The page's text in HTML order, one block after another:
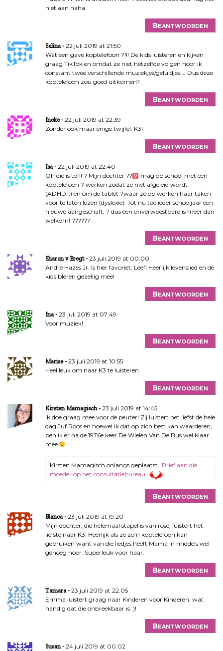
niet aan haha.
Beantwoorden
Selina
22 juli 2019 at 21:50
Wat een gave koptelefoon ?!!! De kids luisteren en kijken
graag TikTok en omdat ze niet hetzelfde volgen hoor ik
constant twee verschillende muziekjes/geluidjes…. Dus deze
koptelefoon zou goed uitkomen?
Beantwoorden
Ineke
22 juli 2019 at 22:39
Zonder ook maar enige twijfel: K3!
Beantwoorden
Isa
22 juli 2019 at 22:40
Oh die is tof!! ? Mijn dochter ??‍
mag op school met een
koptelefoon ? werken zodat ze niet afgeleid wordt
(ADHD…) en om de tablet ?waar ze op werken haar taken
voor te laten lezen (dyslexie). Tot nu toe ieder schooljaar een
nieuwe aangeschaft, ? dus een onverwoestbare is meer dan
welkom! ??????
Beantwoorden
Sharon v Bregt
23 juli 2019 at 00:00
André Hazes Jr. Is hier favoriet. Leef! Heerlijk levenslied en de
kids bleren gezellig mee!
Beantwoorden
Ina
23 juli 2019 at 07:49
Voor muziek!
Beantwoorden
Marise
23 juli 2019 at 10:55
Heel leuk om naar K3 te luisteren
Beantwoorden
Kirsten Mamagisch
23 juli 2019 at 14:45
Ik doe graag mee voor de peuter! Zij luistert het liefst de hele
dag Juf Roos en hoewel ik dat op zich best kan waarderen,
ben ik er na de 1976e keer De Wielen Van De Bus wel klaar
mee
Kirsten Mamagisch onlangs geplaatst…Brief aan die
moeder op het consultatiebureau
Beantwoorden
Bianca
23 juli 2019 at 19:20
Mijn dochter, die helemaal stapel is van rose, luistert het
liefste naar K3. Heerlijk als ze zo’n koptelefoon kan
gebruiken want van die liedjes heeft Mama in middels wel
genoeg hoor. Superleuk voor haar.
Beantwoorden
Tamara
23 juli 2019 at 22:05
Emma luistert graag naar Kinderen voor Kinderen, wat
handig dat die onbreekbaar is :)!
Beantwoorden
Susan
24 juli 2019 at 00:02